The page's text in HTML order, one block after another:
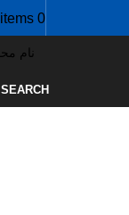
0
items
SEARCH